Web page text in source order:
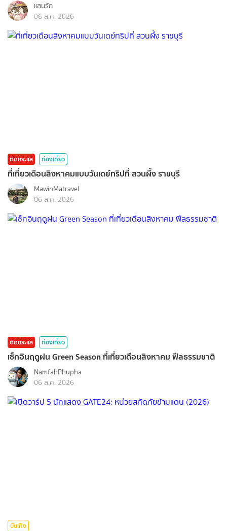
แสนรัก
06 ส.ค. 2026
ติดกระแส ท่องเที่ยว
ที่เที่ยวเดือนสิงหาคมแบบวันเดย์ทริปที่ สวนผึ้ง ราชบุรี
MawinMatravel
06 ส.ค. 2026
ติดกระแส ท่องเที่ยว
เช็กอินฤดูฝน Green Season ที่เที่ยวเดือนสิงหาคม ฟีลธรรมชาติ
NamfahPhupha
06 ส.ค. 2026
บันเทิง